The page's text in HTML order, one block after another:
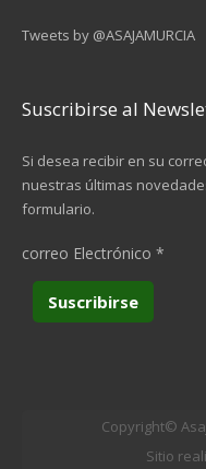
Tweets by @ASAJAMURCIA
Suscribirse al
Si desea recibir en su
nuestras últimas
formulario.
correo Electrónico *
Copyright©
Sitio